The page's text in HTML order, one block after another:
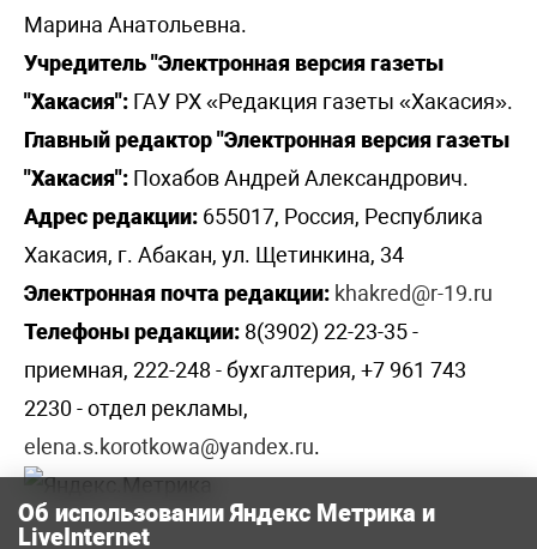
Марина Анатольевна.
Учредитель "Электронная версия газеты
"Хакасия": ГАУ РХ «Редакция газеты «Хакасия».
Главный редактор "Электронная версия газеты
"Хакасия": Похабов Андрей Александрович.
Адрес редакции: 655017, Россия, Республика
Хакасия, г. Абакан, ул. Щетинкина, 34
Электронная почта редакции: khakred@r-19.ru
Телефоны редакции: 8(3902) 22-23-35 -
приемная, 222-248 - бухгалтерия, +7 961 743
2230 - отдел рекламы,
elena.s.korotkowa@yandex.ru.
Об использовании Яндекс Метрика и
LiveInternet